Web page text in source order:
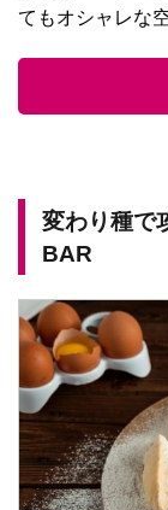
てもオシャレな
変わり種で
BAR